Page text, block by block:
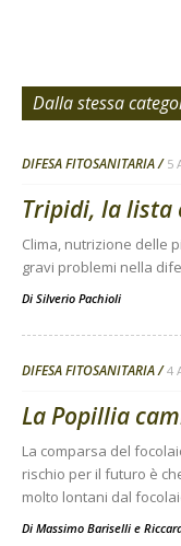
Dalla stessa
DIFESA FITOSANITARIA 5
Tripidi, la lista
Clima, nutrizione delle
gravi problemi nella
Di Silverio Pachioli
DIFESA FITOSANITARIA 4
La Popillia
La comparsa del
rischio per il futuro è
molto lontani dal
Di Massimo Bariselli e